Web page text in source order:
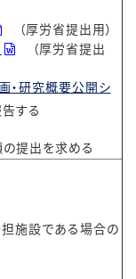
（厚労省提出用）
（厚労省提出
・研究概要公開シ
する
提出を求める
施設である場合の